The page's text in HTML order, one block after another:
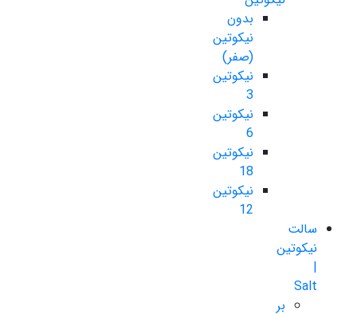
بدون
نیکوتین
(صفر)
نیکوتین
3
نیکوتین
6
نیکوتین
18
نیکوتین
12
سالت
نیکوتین
|
Salt
بر